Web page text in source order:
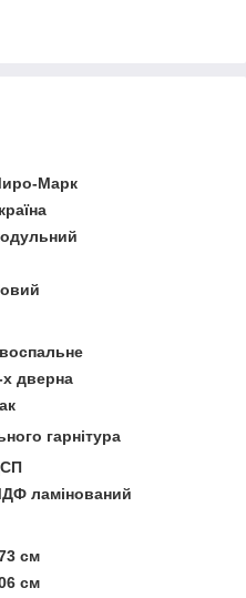
Марк
х дверна
гарнітура
ламінований
см
см